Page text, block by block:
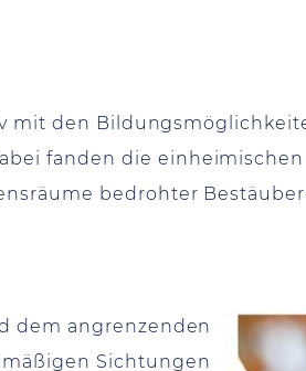
den
fanden die
bedrohter
dem angrenzenden
Sichtungen